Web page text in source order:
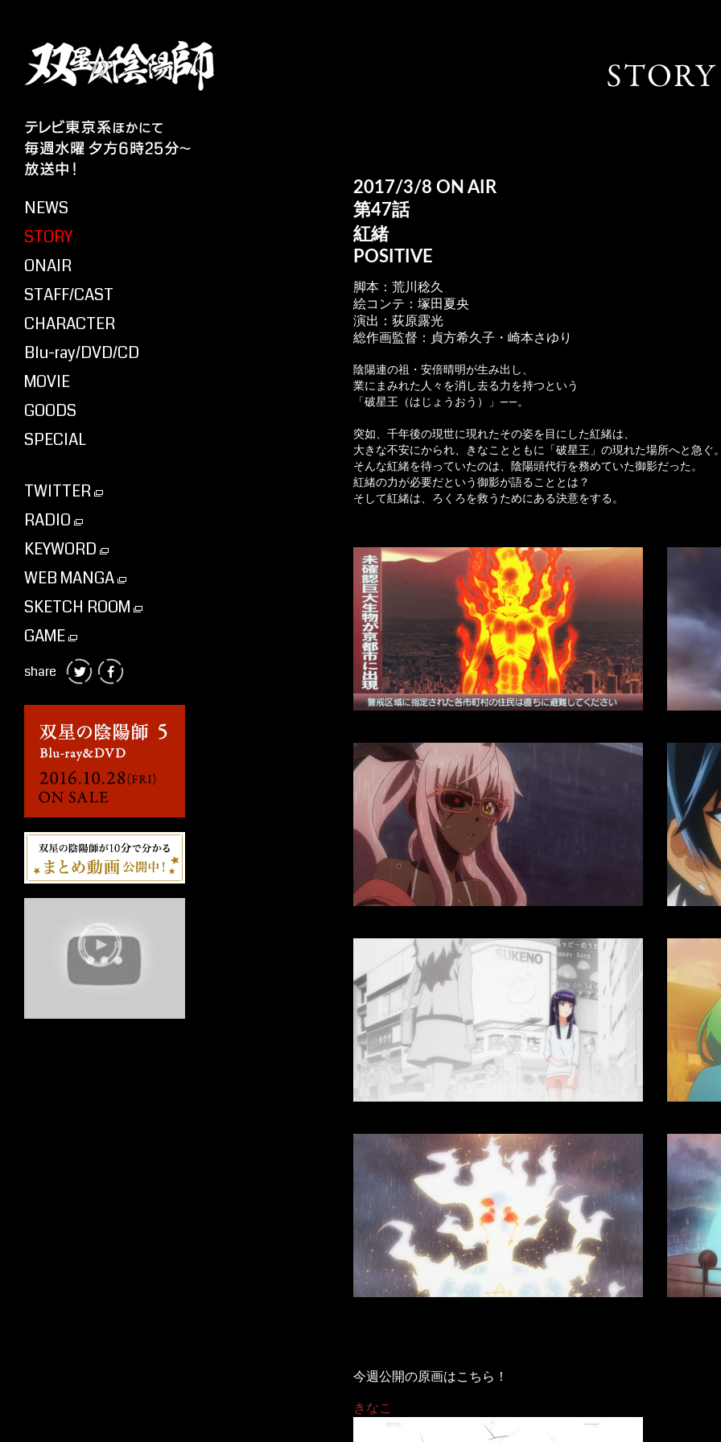
NEWS
STORY
ONAIR
STAFF/CAST
CHARACTER
Blu-ray/DVD/CD
MOVIE
GOODS
SPECIAL
TWITTER
RADIO
KEYWORD
WEB MANGA
SKETCH ROOM
GAME
2017/3/8 ON AIR
第47話
紅緒
POSITIVE
脚本：荒川稔久
絵コンテ：塚田夏央
演出：荻原露光
総作画監督：貞方希久子・崎本さゆり
陰陽連の祖・安倍晴明が生み出し、
業にまみれた人々を消し去る力を持つという
「破星王（はじょうおう）」――。
突如、千年後の現世に現れたその姿を目にした紅緒は、
大きな不安にかられ、きなことともに「破星王」の現れた場所へと急ぐ
そんな紅緒を待っていたのは、陰陽頭代行を務めていた御影だった。
紅緒の力が必要だという御影が語ることとは？
そして紅緒は、ろくろを救うためにある決意をする。
今週公開の原画はこちら！
きなこ